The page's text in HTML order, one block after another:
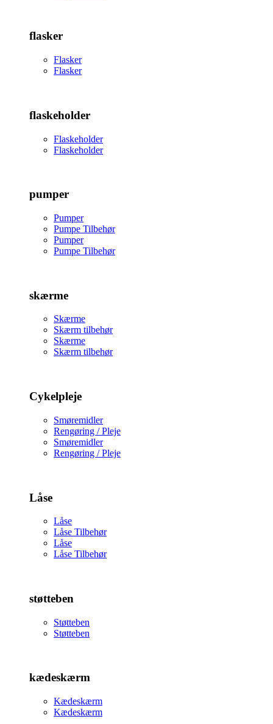
flasker
Flasker
Flasker
flaskeholder
Flaskeholder
Flaskeholder
pumper
Pumper
Pumpe Tilbehør
Pumper
Pumpe Tilbehør
skærme
Skærme
Skærm tilbehør
Skærme
Skærm tilbehør
Cykelpleje
Smøremidler
Rengøring / Pleje
Smøremidler
Rengøring / Pleje
Låse
Låse
Låse Tilbehør
Låse
Låse Tilbehør
støtteben
Støtteben
Støtteben
kædeskærm
Kædeskærm
Kædeskærm